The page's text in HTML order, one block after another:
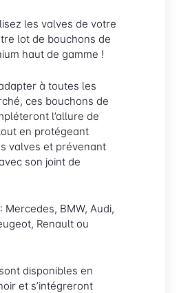
les valves de votre
lot de bouchons de
haut de gamme !
à toutes les
ces bouchons de
l’allure de
en protégeant
valves et prévenant
son joint de
Mercedes, BMW, Audi,
Renault ou
disponibles en
et s’intégreront